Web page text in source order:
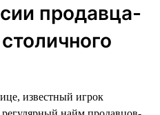
продавца-
известный игрок